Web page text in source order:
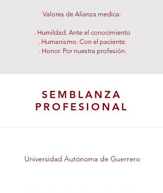
Valores de Alianza medica:
. Humildad. Ante el conocimiento
. Humanismo. Con el paciente.
. Honor. Por nuestra profesión.
SEMBLANZA
PROFESIONAL
Universidad Autónoma de Guerrero